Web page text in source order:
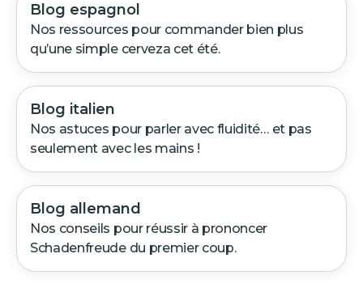
Blog espagnol
Nos ressources pour commander bien plus
qu’une simple cerveza cet été.
Blog italien
Nos astuces pour parler avec fluidité… et pas
seulement avec les mains !
Blog allemand
Nos conseils pour réussir à prononcer
Schadenfreude du premier coup.